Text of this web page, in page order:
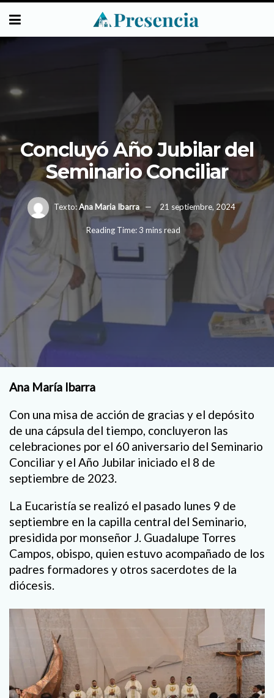
Concluyó Año Jubilar del
Seminario Conciliar
Texto: Ana Maria Ibarra 21 septiembre, 2024
Reading Time: 3 mins read
Ana María Ibarra
Con una misa de acción de gracias y el depósito
de una cápsula del tiempo, concluyeron las
celebraciones por el 60 aniversario del Seminario
Conciliar y el Año Jubilar iniciado el 8 de
septiembre de 2023.
La Eucaristía se realizó el pasado lunes 9 de
septiembre en la capilla central del Seminario,
presidida por monseñor J. Guadalupe Torres
Campos, obispo, quien estuvo acompañado de los
padres formadores y otros sacerdotes de la
diócesis.